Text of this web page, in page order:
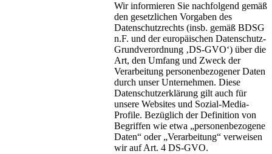
Wir informieren Sie nachfolgend gemäß
den gesetzlichen Vorgaben des
Datenschutzrechts (insb. gemäß BDSG
n.F. und der europäischen Datenschutz-
Grundverordnung ‚DS-GVO‘) über die
Art, den Umfang und Zweck der
Verarbeitung personenbezogener Daten
durch unser Unternehmen. Diese
Datenschutzerklärung gilt auch für
unsere Websites und Sozial-Media-
Profile. Bezüglich der Definition von
Begriffen wie etwa „personenbezogene
Daten“ oder „Verarbeitung“ verweisen
wir auf Art. 4 DS-GVO.